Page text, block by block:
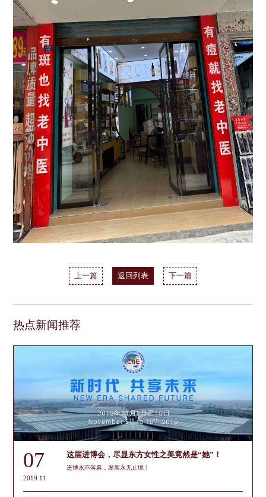
上一篇 返回列表 下一篇
热点新闻推荐
07
2019.11
这届进博会，尽显东方女性之美竟然是“她”！
进博永不落幕，发展永无止境！